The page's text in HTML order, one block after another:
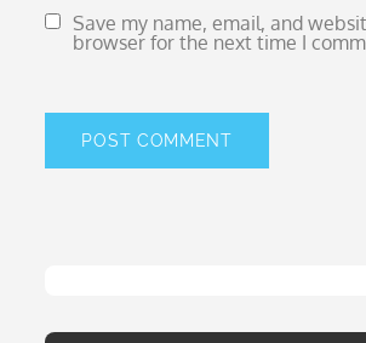
Save my name, email, and
browser for the next time I